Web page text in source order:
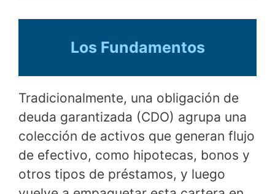
Los Fundamentos
Tradicionalmente, una obligación de
deuda garantizada (CDO) agrupa una
colección de activos que generan flujo
de efectivo, como hipotecas, bonos y
otros tipos de préstamos, y luego